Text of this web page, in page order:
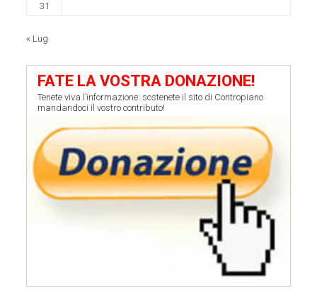
31
« Lug
FATE LA VOSTRA DONAZIONE!
Tenete viva l’informazione: sostenete il sito di Contropiano
mandandoci il vostro contributo!